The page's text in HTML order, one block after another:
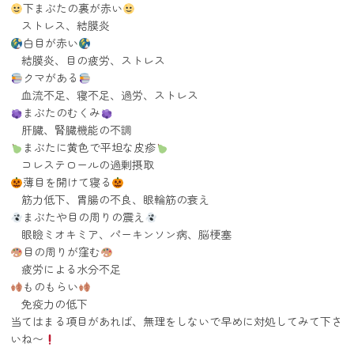
下まぶたの裏が赤い
ストレス、結膜炎
白目が赤い
結膜炎、目の疲労、ストレス
クマがある
血流不足、寝不足、過労、ストレス
まぶたのむくみ
肝臓、腎臓機能の不調
まぶたに黄色で平坦な皮疹
コレステロールの過剰摂取
薄目を開けて寝る
筋力低下、胃腸の不良、眼輪筋の衰え
まぶたや目の周りの震え
眼瞼ミオキミア、パーキンソン病、脳梗塞
目の周りが窪む
疲労による水分不足
ものもらい
免疫力の低下
当てはまる項目があれば、無理をしないで早めに対処してみて下さ
いね〜